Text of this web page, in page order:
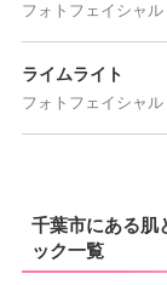
フォトフェイシャル
ライムライト
フォトフェイシャル
千葉市にある
ック一覧